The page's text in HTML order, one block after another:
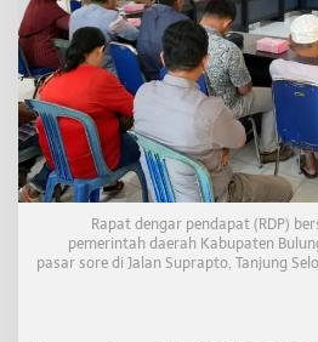
g
a
n
B
e
r
p
o
l
e
m
i
k
Rapat dengar pendapat (RDP)
pemerintah daerah Kabupaten
pasar sore di Jalan Suprapto, Tanjung